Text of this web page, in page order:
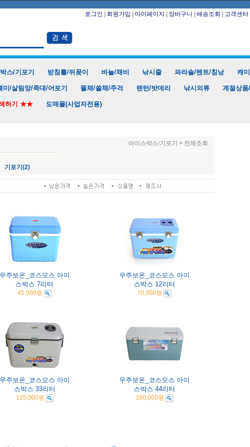
로그인 회원가입 마이페이지 장바구니 배송조회 고객센터
스/기포기 받침틀/뒤꽂이 바늘/채비 낚시줄 파라솔/텐트/침낭 캐
미/살림망/족대/어포기 뜰채/쏠채/주걱 랜턴/밧데리 낚시의류 계절상
하기 ★★ 도매몰(사업자전용)
아이스박스/기포기 > 전체조회
기포기(2)
우주보온_코스모스 아이
스박스 7리터
45,000원
우주보온_코스모스 아이
스박스 12리터
70,000원
우주보온_코스모스 아이
스박스 33리터
125,000원
우주보온_코스모스 아이
스박스 44리터
160,000원